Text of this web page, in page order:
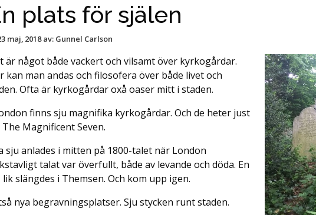
plats för själen
maj, 2018 av: Gunnel Carlson
är något både vackert och vilsamt över kyrkogårdar.
kan man andas och filosofera över både livet och
Ofta är kyrkogårdar oxå oaser mitt i staden.
finns sju magnifika kyrkogårdar. Och de heter just
The Magnificent Seven.
sju anlades i mitten på 1800-talet när London
talat var överfullt, både av levande och döda. En
lik slängdes i Themsen. Och kom upp igen.
nya begravningsplatser. Sju stycken runt staden.